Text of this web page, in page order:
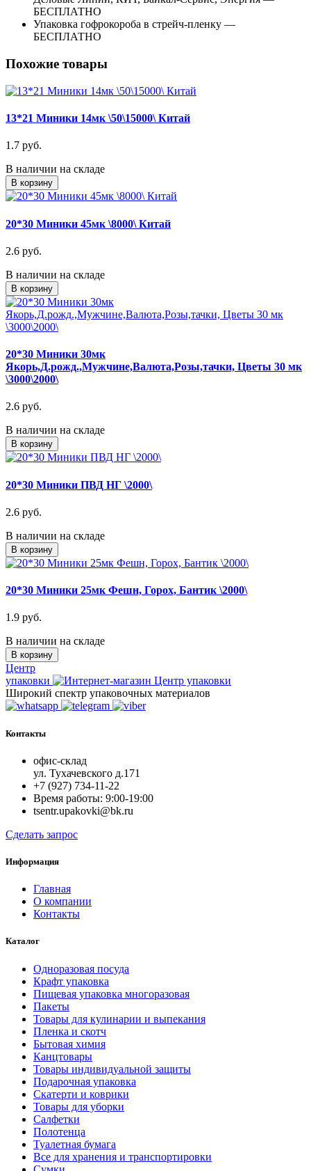
БЕСПЛАТНО
Упаковка гофрокороба в стрейч-пленку —
БЕСПЛАТНО
Похожие товары
13*21 Миники 14мк \50\15000\ Китай
1.7 руб.
В наличии на складе
В корзину
20*30 Миники 45мк \8000\ Китай
2.6 руб.
В наличии на складе
В корзину
20*30 Миники 30мк
Якорь,Д.рожд.,Мужчине,Валюта,Розы,тачки, Цветы 30 мк
\3000\2000\
2.6 руб.
В наличии на складе
В корзину
20*30 Миники ПВД НГ \2000\
2.6 руб.
В наличии на складе
В корзину
20*30 Миники 25мк Фешн, Горох, Бантик \2000\
1.9 руб.
В наличии на складе
В корзину
Центр
упаковки
Широкий спектр упаковочных материалов
Контакты
офис-склад
ул. Тухачевского д.171
+7 (927) 734-11-22
Время работы: 9:00-19:00
tsentr.upakovki@bk.ru
Сделать запрос
Информация
Главная
О компании
Контакты
Каталог
Одноразовая посуда
Крафт упаковка
Пищевая упаковка многоразовая
Пакеты
Товары для кулинарии и выпекания
Пленка и скотч
Бытовая химия
Канцтовары
Товары индивидуальной защиты
Подарочная упаковка
Скатерти и коврики
Товары для уборки
Салфетки
Полотенца
Туалетная бумага
Все для хранения и транспортировки